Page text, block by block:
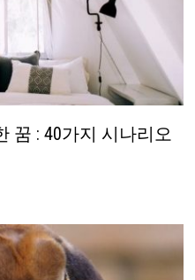
꿈 : 40가지 시나리오